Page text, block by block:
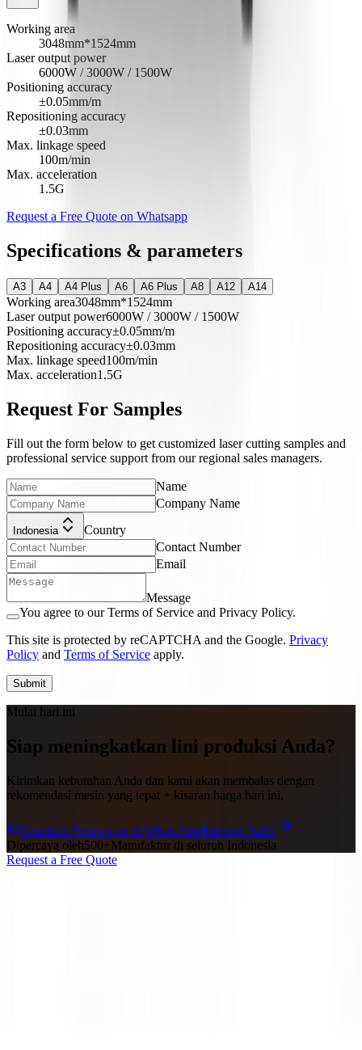
Working area
3048mm*1524mm
Laser output power
6000W / 3000W / 1500W
Positioning accuracy
±0.05mm/m
Repositioning accuracy
±0.03mm
Max. linkage speed
100m/min
Max. acceleration
1.5G
Request a Free Quote on Whatsapp
Specifications & parameters
A3 A4 A4 Plus A6 A6 Plus A8 A12 A14
Working area3048mm*1524mm
Laser output power6000W / 3000W / 1500W
Positioning accuracy±0.05mm/m
Repositioning accuracy±0.03mm
Max. linkage speed100m/min
Max. acceleration1.5G
Request For Samples
Fill out the form below to get customized laser cutting samples and
professional service support from our regional sales managers.
Name
Company Name
Indonesia
Country
Contact Number
Email
Message
You agree to our Terms of Service and Privacy Policy.
This site is protected by reCAPTCHA and the Google. Privacy
Policy and Terms of Service apply.
Submit
Mulai hari ini
Siap meningkatkan lini produksi Anda?
Kirimkan kebutuhan Anda dan kami akan membalas dengan
rekomendasi mesin yang tepat + kisaran harga hari ini.
Dapatkan Penawaran di WhatsAppHubungi Sales
Dipercaya oleh500+Manufaktur di seluruh Indonesia
Request a Free Quote